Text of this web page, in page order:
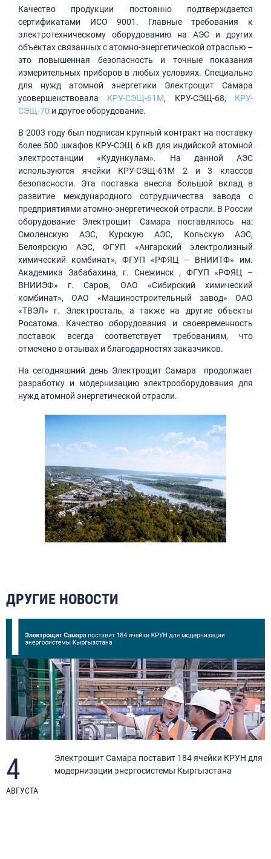
Качество продукции постоянно подтверждается
сертификатами ИСО 9001. Главные требования к
электротехническому оборудованию на АЭС и других
объектах связанных с атомно-энергетической отраслью –
это повышенная безопасность и точные показания
измерительных приборов в любых условиях. Специально
для нужд атомной энергетики Электрощит Самара
усовершенствовала КРУ-СЭЩ-61М, КРУ-СЭЩ-68, КРУ-
СЭЩ-70 и другое оборудование.
В 2003 году был подписан крупный контракт на поставку
более 500 шкафов КРУ-СЭЩ 6 кВ для индийской атомной
электростанции «Кудункулам». На данной АЭС
используются ячейки КРУ-СЭЩ-61М 2 и 3 классов
безопасности. Эта поставка внесла большой вклад в
развитие международного сотрудничества завода с
предприятиями атомно-энергетической отрасли. В России
оборудование Электрощит Самара поставлялось на:
Смоленскую АЭС, Курскую АЭС, Кольскую АЭС,
Белоярскую АЭС, ФГУП «Ангарский электролизный
химический комбинат», ФГУП «РФЯЦ – ВНИИТФ» им.
Академика Забабахина, г. Снежинск , ФГУП «РФЯЦ –
ВНИИЭФ» г. Саров, ОАО «Сибирский химический
комбинат», ОАО «Машиностроительный завод» ОАО
«ТВЭЛ» г. Электросталь, а также на другие объекты
Росатома. Качество оборудования и своевременность
поставок всегда соответствует требованиям, что
отмечено в отзывах и благодарностях заказчиков.
На сегодняшний день Электрощит Самара продолжает
разработку и модернизацию электрооборудования для
нужд атомной энергетической отрасли.
ДРУГИЕ НОВОСТИ
4
АВГУСТА
Электрощит Самара поставит 184 ячейки КРУН для
модернизации энергосистемы Кыргызстана